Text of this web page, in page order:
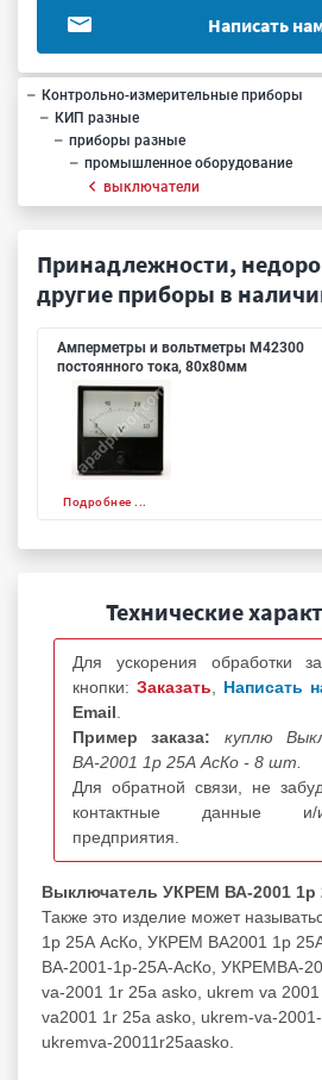
Написать
Контрольно-измерительные приборы
КИП разные
приборы разные
промышленное оборудование
выключатели
Принадлежности,
другие приборы в
Амперметры и вольтметры М42300
постоянного тока, 80х80мм
Подробнее ...
Технические
Для ускорения обработки
кнопки: Заказать Написать
Email
Пример заказа:
куплю
ВА-2001 1р 25А АсКо - 8 шт.
Для обратной связи, не
контактные данные и/
предприятия.
Выключатель УКРЕМ ВА-2001 1р
Также это изделие может
1р 25А АсКо, УКРЕМ ВА2001 1р
ВА-2001-1р-25А-АсКо, УКРЕМВА-
va-2001 1r 25a asko, ukrem va
va2001 1r 25a asko, ukrem-va-
ukremva-20011r25aasko.